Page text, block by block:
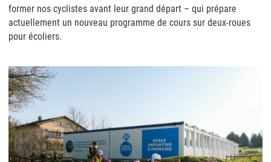
former nos cyclistes avant leur grand départ – qui prépare
actuellement un nouveau programme de cours sur deux-roues
pour écoliers.